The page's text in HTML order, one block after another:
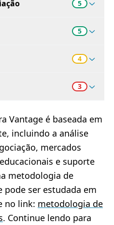
5
5
4
3
Vantage é baseada em
incluindo a análise
mercados
e suporte
metodologia de
pode ser estudada em
no link: metodologia de
. Continue lendo para